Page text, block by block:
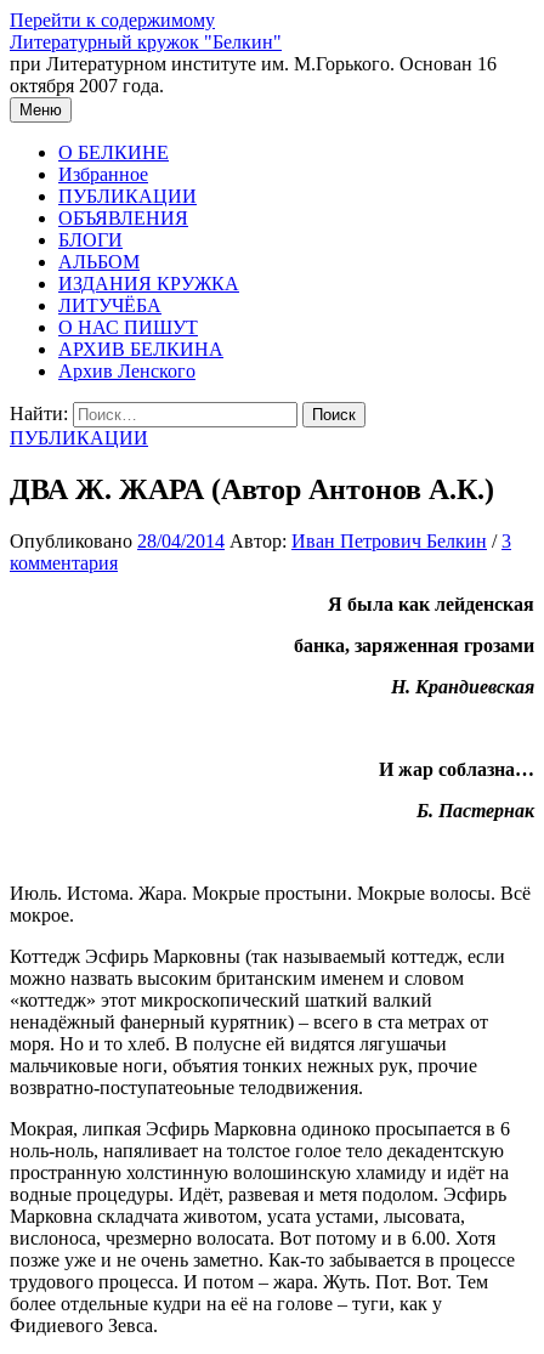
Перейти к содержимому
Литературный кружок "Белкин"
при Литературном институте им. М.Горького. Основан 16
октября 2007 года.
Меню
О БЕЛКИНЕ
Избранное
ПУБЛИКАЦИИ
ОБЪЯВЛЕНИЯ
БЛОГИ
АЛЬБОМ
ИЗДАНИЯ КРУЖКА
ЛИТУЧЁБА
О НАС ПИШУТ
АРХИВ БЕЛКИНА
Архив Ленского
Найти:
ПУБЛИКАЦИИ
ДВА Ж. ЖАРА (Автор Антонов А.К.)
Опубликовано 28/04/2014 Автор: Иван Петрович Белкин /3
комментария
Я была как лейденская
банка, заряженная грозами
Н. Крандиевская
И жар соблазна…
Б. Пастернак
Июль. Истома. Жара. Мокрые простыни. Мокрые волосы. Всё
мокрое.
Коттедж Эсфирь Марковны (так называемый коттедж, если
можно назвать высоким британским именем и словом
«коттедж» этот микроскопический шаткий валкий
ненадёжный фанерный курятник) – всего в ста метрах от
моря. Но и то хлеб. В полусне ей видятся лягушачьи
мальчиковые ноги, объятия тонких нежных рук, прочие
возвратно-поступатеоьные телодвижения.
Мокрая, липкая Эсфирь Марковна одиноко просыпается в 6
ноль-ноль, напяливает на толстое голое тело декадентскую
пространную холстинную волошинскую хламиду и идёт на
водные процедуры. Идёт, развевая и метя подолом. Эсфирь
Марковна складчата животом, усата устами, лысовата,
вислоноса, чрезмерно волосата. Вот потому и в 6.00. Хотя
позже уже и не очень заметно. Как-то забывается в процессе
трудового процесса. И потом – жара. Жуть. Пот. Вот. Тем
более отдельные кудри на её на голове – туги, как у
Фидиевого Зевса.